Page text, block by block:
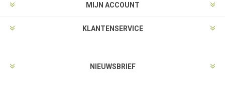
MIJN ACCOUNT
KLANTENSERVICE
NIEUWSBRIEF